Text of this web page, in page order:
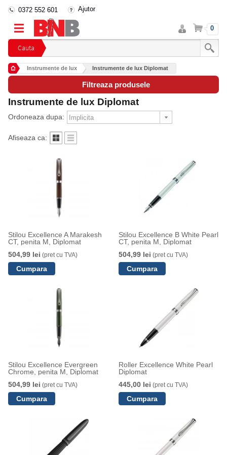
Cauta
0372 552 601 Ajutor
Intra
in
cont
Cos 0
Instrumente de lux Instrumente de lux Diplomat
Filtreaza produsele
Instrumente de lux Diplomat
Ordoneaza dupa:
Afiseaza ca:
Stilou Excellence A Marakesh
CT, penita M, Diplomat
504,99 lei (pret cu TVA)
Stilou Excellence B White Pearl
CT, penita M, Diplomat
504,99 lei (pret cu TVA)
Stilou Excellence Evergreen
Chrome, penita M, Diplomat
504,99 lei (pret cu TVA)
Roller Excellence White Pearl
Diplomat
445,00 lei (pret cu TVA)